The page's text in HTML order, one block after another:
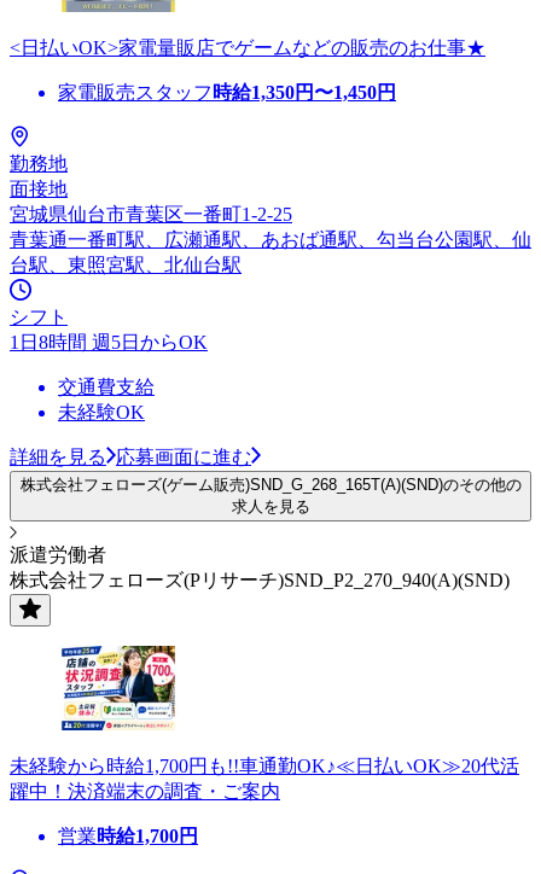
<日払いOK>家電量販店でゲームなどの販売のお仕事★
家電販売スタッフ 時給1,350円〜1,450円
勤務地
面接地
宮城県仙台市青葉区一番町1-2-25
青葉通一番町駅、広瀬通駅、あおば通駅、勾当台公園駅、仙
台駅、東照宮駅、北仙台駅
シフト
1日8時間 週5日からOK
交通費支給
未経験OK
詳細を見る 応募画面に進む
株式会社フェローズ(ゲーム販売)SND_G_268_165T(A)(SND)のその他の
求人を見る
派遣労働者
株式会社フェローズ(Pリサーチ)SND_P2_270_940(A)(SND)
未経験から時給1,700円も!!車通勤OK♪≪日払いOK≫20代活
躍中！決済端末の調査・ご案内
営業時給1,700円